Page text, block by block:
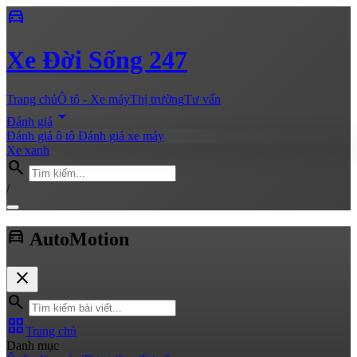
directions_car
Xe Đời Sống 247
Trang chủÔ tô - Xe máyThị trườngTư vấn
Đánh giá arrow_drop_down
Đánh giá ô tô Đánh giá xe máy
Xe xanh
search
/
directions_car AutoMotion
close
search
grid_viewTrang chủ
Danh mục